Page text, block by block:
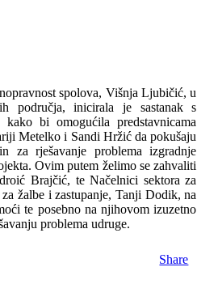
spolova, Višnja Ljubičić, u
područja, inicirala je sastanak s
bi omogućila predstavnicama
Metelko i Sandi Hržić da pokušaju
za rješavanje problema izgradnje
Ovim putem želimo se zahvaliti
Brajčić, te Načelnici sektora za
žalbe i zastupanje, Tanji Dodik, na
te posebno na njihovom izuzetno
problema udruge.
Share